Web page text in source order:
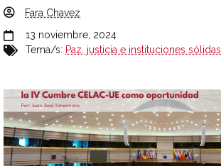
Fara Chavez
13 noviembre, 2024
Tema/s: Paz, justicia e instituciones sólidas